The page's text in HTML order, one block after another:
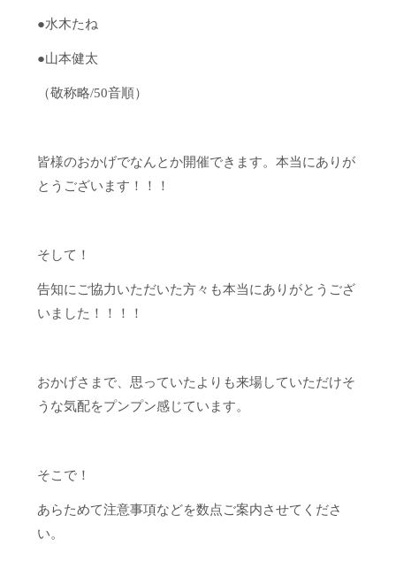
●水木たね
●山本健太
（敬称略/50音順）
皆様のおかげでなんとか開催できます。本当にありが
とうございます！！！
そして！
告知にご協力いただいた方々も本当にありがとうござ
いました！！！！
おかげさまで、思っていたよりも来場していただけそ
うな気配をプンプン感じています。
そこで！
あらためて注意事項などを数点ご案内させてくださ
い。